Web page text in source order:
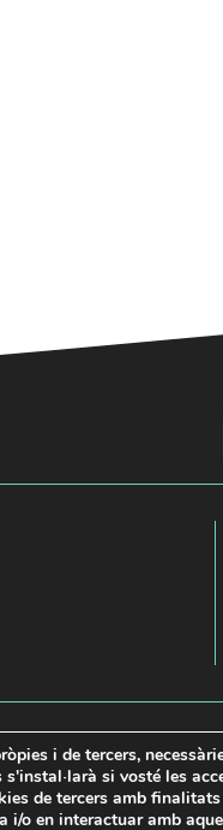
de Diputación de
i de tercers,
si vosté les
de tercers amb
i/o en interactuar amb